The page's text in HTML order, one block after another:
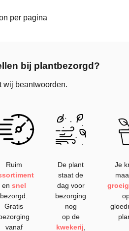
per pagina
bij plantbezorgd?
wij beantwoorden.
Ruim
en snel
bezorgd.
Gratis
vanaf
De plant
staat de
dag voor
bezorging
nog
op de
kwekerij
Je